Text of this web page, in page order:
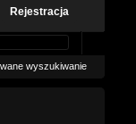
Rejestracja
wyszukiwanie